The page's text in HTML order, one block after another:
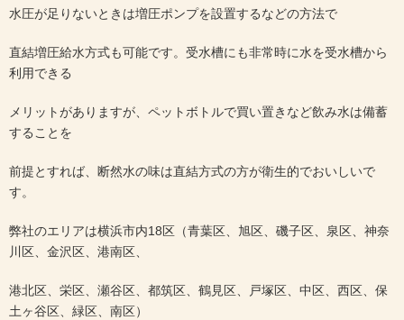
水圧が足りないときは増圧ポンプを設置するなどの方法で
直結増圧給水方式も可能です。受水槽にも非常時に水を受水槽から
利用できる
メリットがありますが、ペットボトルで買い置きなど飲み水は備蓄
することを
前提とすれば、断然水の味は直結方式の方が衛生的でおいしいで
す。
弊社のエリアは横浜市内18区（青葉区、旭区、磯子区、泉区、神奈
川区、金沢区、港南区、
港北区、栄区、瀬谷区、都筑区、鶴見区、戸塚区、中区、西区、保
土ヶ谷区、緑区、南区）